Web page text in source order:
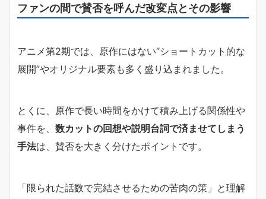
ファンの間で賛否を呼んだ改変点とその影響
アニメ第2期では、原作にはない“ショートカット的な
展開”やオリジナル要素も多く盛り込まれました。
とくに、原作で長い時間をかけて積み上げる関係性や
事件を、 数カットの回想や説明台詞で済ませてしまう
手法は、賛否を大きく分けたポイントです。
「限られた話数で完結させるための苦肉の策」と理解